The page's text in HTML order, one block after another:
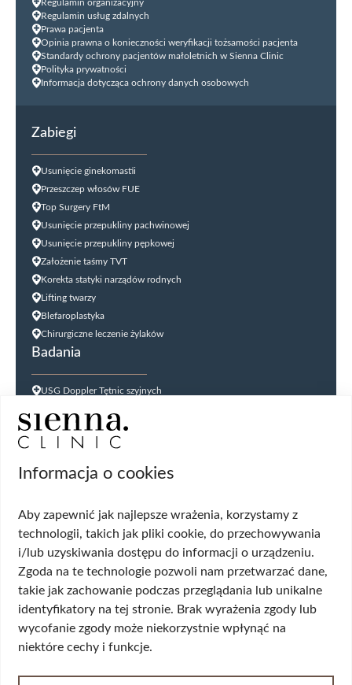
Regulamin organizacyjny
Regulamin usług zdalnych
Prawa pacjenta
Opinia prawna o konieczności weryfikacji tożsamości pacjenta
Standardy ochrony pacjentów małoletnich w Sienna Clinic
Polityka prywatności
Informacja dotycząca ochrony danych osobowych
Zabiegi
Usunięcie ginekomastii
Przeszczep włosów FUE
Top Surgery FtM
Usunięcie przepukliny pachwinowej
Usunięcie przepukliny pępkowej
Założenie taśmy TVT
Korekta statyki narządów rodnych
Lifting twarzy
Blefaroplastyka
Chirurgiczne leczenie żylaków
Badania
USG Doppler Tętnic szyjnych
USG jąder
USG tarczycy
Cytologia płynna cienkowarstwowa (LBC
HPV DNA HR 14 genotypów
Biopsja cienkoigłowa tarczycy
USG układu moczowego
Wskazania
Wypadanie włosów
Przerost piersi (ginekomastia)
Korekta płci
Informacja o cookies
Aby zapewnić jak najlepsze wrażenia, korzystamy z
technologii, takich jak pliki cookie, do przechowywania
i/lub uzyskiwania dostępu do informacji o urządzeniu.
Zgoda na te technologie pozwoli nam przetwarzać dane,
takie jak zachowanie podczas przeglądania lub unikalne
identyfikatory na tej stronie. Brak wyrażenia zgody lub
wycofanie zgody może niekorzystnie wpłynąć na
niektóre cechy i funkcje.